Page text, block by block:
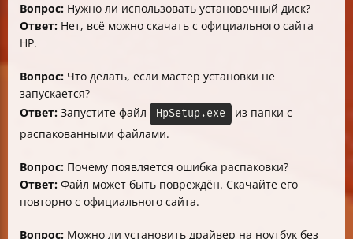
Вопрос: Нужно ли использовать установочный диск?
Ответ: Нет, всё можно скачать с официального сайта
HP.
Вопрос: Что делать, если мастер установки не
запускается?
Ответ: Запустите файл HpSetup.exe
из папки с
распакованными файлами.
Вопрос: Почему появляется ошибка распаковки?
Ответ: Файл может быть повреждён. Скачайте его
повторно с официального сайта.
Вопрос: Можно ли установить драйвер на ноутбук без